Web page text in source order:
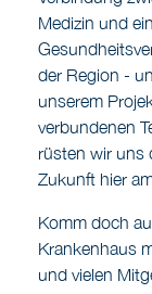
der Region -
unserem
verbundenen
rüsten wir uns
Zukunft hier
Komm doch
Krankenhaus
Dir vielfältige
Deine